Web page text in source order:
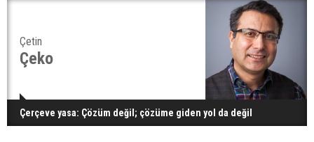
Çetin
Çeko
Çerçeve yasa: Çözüm değil; çözüme giden yol da değil